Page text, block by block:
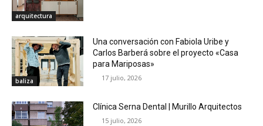
arquitectura
baliza
Una conversación con Fabiola Uribe y
Carlos Barberá sobre el proyecto «Casa
para Mariposas»
17 julio, 2026
Clínica Serna Dental | Murillo Arquitectos
15 julio, 2026